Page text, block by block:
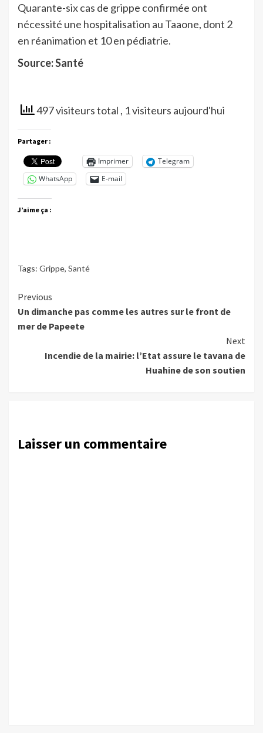
Quarante-six cas de grippe confirmée ont
nécessité une hospitalisation au Taaone, dont 2
en réanimation et 10 en pédiatrie.
Source: Santé
497 visiteurs total , 1 visiteurs aujourd'hui
Partager :
Imprimer
Telegram
WhatsApp
E-mail
J’aime ça :
Tags: Grippe, Santé
Continue
Reading
Previous
Un dimanche pas comme les autres sur le front de
mer de Papeete
Next
Incendie de la mairie: l’Etat assure le tavana de
Huahine de son soutien
Laisser un commentaire